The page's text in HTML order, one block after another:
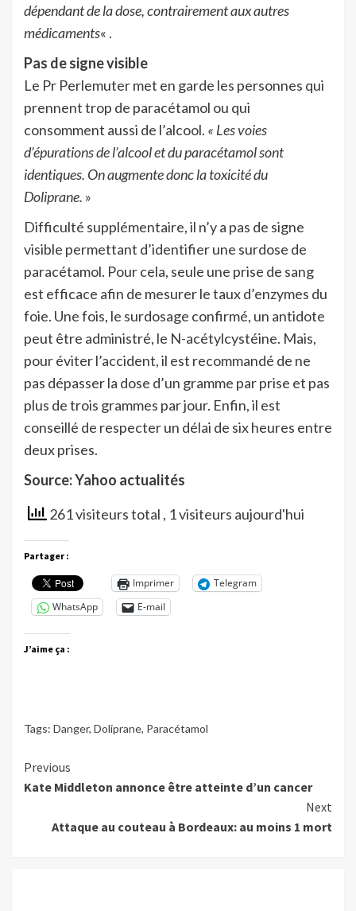
dépendant de la dose, contrairement aux autres
médicaments« .
Pas de signe visible
Le Pr Perlemuter met en garde les personnes qui
prennent trop de paracétamol ou qui
consomment aussi de l’alcool. « Les voies
d’épurations de l’alcool et du paracétamol sont
identiques. On augmente donc la toxicité du
Doliprane. »
Difficulté supplémentaire, il n’y a pas de signe
visible permettant d’identifier une surdose de
paracétamol. Pour cela, seule une prise de sang
est efficace afin de mesurer le taux d’enzymes du
foie. Une fois, le surdosage confirmé, un antidote
peut être administré, le N-acétylcystéine. Mais,
pour éviter l’accident, il est recommandé de ne
pas dépasser la dose d’un gramme par prise et pas
plus de trois grammes par jour. Enfin, il est
conseillé de respecter un délai de six heures entre
deux prises.
Source: Yahoo actualités
261 visiteurs total , 1 visiteurs aujourd'hui
Partager :
Imprimer
Telegram
WhatsApp
E-mail
J’aime ça :
Tags: Danger, Doliprane, Paracétamol
Continue
Reading
Previous
Kate Middleton annonce être atteinte d’un cancer
Next
Attaque au couteau à Bordeaux: au moins 1 mort